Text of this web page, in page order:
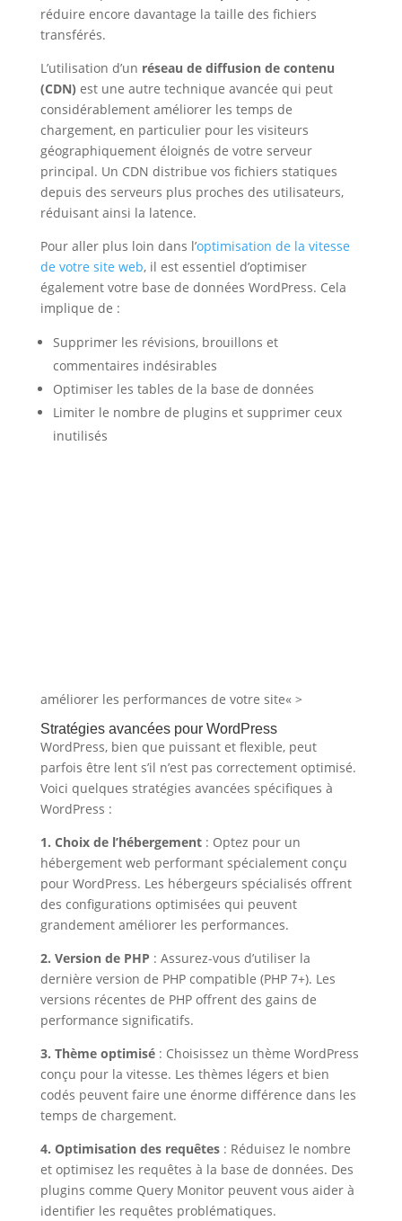
réduire encore davantage la taille des fichiers
transférés.
L’utilisation d’un réseau de diffusion de contenu
(CDN) est une autre technique avancée qui peut
considérablement améliorer les temps de
chargement, en particulier pour les visiteurs
géographiquement éloignés de votre serveur
principal. Un CDN distribue vos fichiers statiques
depuis des serveurs plus proches des utilisateurs,
réduisant ainsi la latence.
Pour aller plus loin dans l’optimisation de la vitesse
de votre site web, il est essentiel d’optimiser
également votre base de données WordPress. Cela
implique de :
Supprimer les révisions, brouillons et
commentaires indésirables
Optimiser les tables de la base de données
Limiter le nombre de plugins et supprimer ceux
inutilisés
améliorer les performances de votre site« >
Stratégies avancées pour WordPress
WordPress, bien que puissant et flexible, peut
parfois être lent s’il n’est pas correctement optimisé.
Voici quelques stratégies avancées spécifiques à
WordPress :
1. Choix de l’hébergement: Optez pour un
hébergement web performant spécialement conçu
pour WordPress. Les hébergeurs spécialisés offrent
des configurations optimisées qui peuvent
grandement améliorer les performances.
2. Version de PHP : Assurez-vous d’utiliser la
dernière version de PHP compatible (PHP 7+). Les
versions récentes de PHP offrent des gains de
performance significatifs.
3. Thème optimisé: Choisissez un thème WordPress
conçu pour la vitesse. Les thèmes légers et bien
codés peuvent faire une énorme différence dans les
temps de chargement.
4. Optimisation des requêtes: Réduisez le nombre
et optimisez les requêtes à la base de données. Des
plugins comme Query Monitor peuvent vous aider à
identifier les requêtes problématiques.